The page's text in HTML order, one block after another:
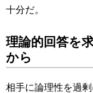
十分だ。
理論的回答を
から
相手に論理性を過